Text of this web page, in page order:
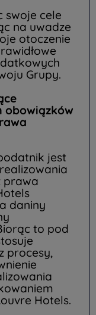
swoje cele
na uwadze
otoczenie
Grupy.
obowiązków
jest
prawa
daniny
to pod
procesy,
Hotels.